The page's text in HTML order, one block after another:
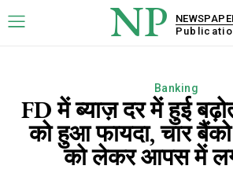
NP
Banking
FD में ब्याज़ दर में हुई
को हुआ फायदा, चार
को लेकर आपस में